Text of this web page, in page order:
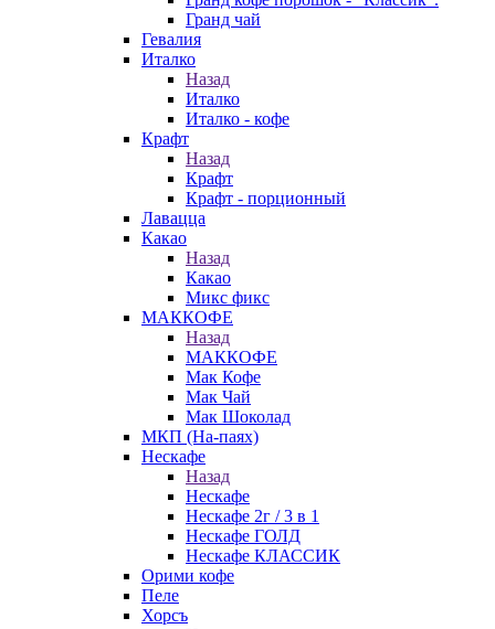
Гранд чай
Гевалия
Италко
Назад
Италко
Италко - кофе
Крафт
Назад
Крафт
Крафт - порционный
Лавацца
Какао
Назад
Какао
Микс фикс
МАККОФЕ
Назад
МАККОФЕ
Мак Кофе
Мак Чай
Мак Шоколад
МКП (На-паях)
Нескафе
Назад
Нескафе
Нескафе 2г / 3 в 1
Нескафе ГОЛД
Нескафе КЛАССИК
Орими кофе
Пеле
Хорсъ